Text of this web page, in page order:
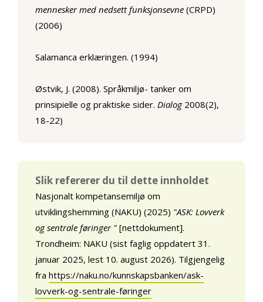
mennesker med nedsett funksjonsevne (CRPD)
(2006)
Salamanca erklæringen. (1994)
Østvik, J. (2008). Språkmiljø- tanker om
prinsipielle og praktiske sider. Dialog2008(2),
18-22)
Slik refererer du til dette innholdet
Nasjonalt kompetansemiljø om
utviklingshemming (NAKU) (2025) "ASK: Lovverk
og sentrale føringer " [nettdokument].
Trondheim: NAKU (sist faglig oppdatert 31.
januar 2025, lest 10. august 2026). Tilgjengelig
fra https://naku.no/kunnskapsbanken/ask-
lovverk-og-sentrale-føringer